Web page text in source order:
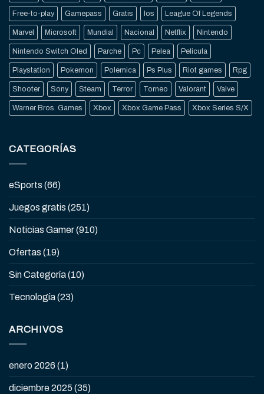
Free-to-play Gamepass Gratis Ios League Of Legends
Marvel Microsoft Mundial Nacional Netflix Nintendo
Nintendo Switch Oled Parche Pc Pelea Pelicula
Playstation Pokemon Polemica Ps Plus Riot games Rpg
Shooter Sony Steam Terror Torneo Valorant Valve
Warner Bros. Games Xbox Xbox Game Pass Xbox Series S/X
CATEGORÍAS
eSports (66)
Juegos gratis (251)
Noticias Gamer(910)
Ofertas (19)
Sin Categoría(10)
Tecnología(23)
ARCHIVOS
enero 2026 (1)
diciembre 2025 (35)